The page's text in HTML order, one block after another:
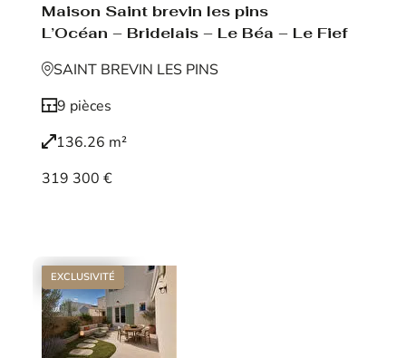
Maison Saint brevin les pins
L’Océan – Bridelais – Le Béa – Le Fief
SAINT BREVIN LES PINS
9 pièces
136.26 m²
319 300 €
EXCLUSIVITÉ